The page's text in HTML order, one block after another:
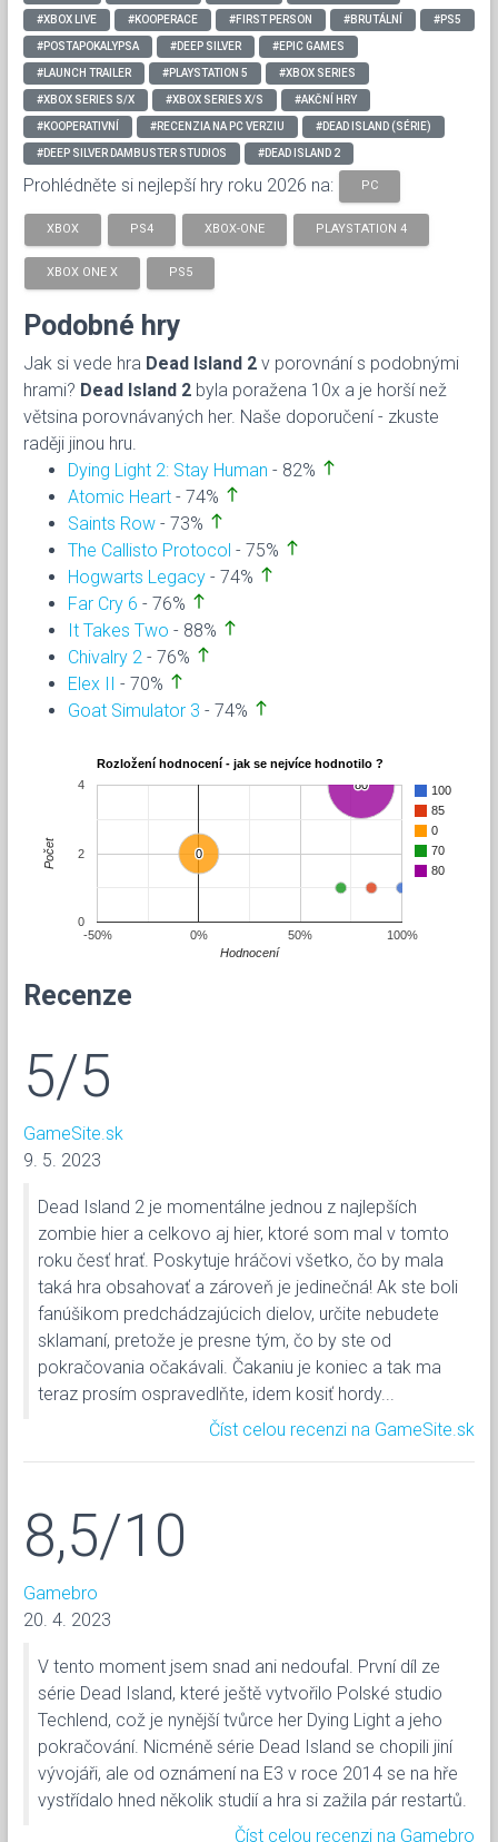
#XBOX LIVE #KOOPERACE #FIRST PERSON #BRUTÁLNÍ #PS5
#POSTAPOKALYPSA #DEEP SILVER #EPIC GAMES
#LAUNCH TRAILER #PLAYSTATION 5 #XBOX SERIES
#XBOX SERIES S/X #XBOX SERIES X/S #AKČNÍ HRY
#KOOPERATIVNÍ #RECENZIA NA PC VERZIU #DEAD ISLAND (SÉRIE)
#DEEP SILVER DAMBUSTER STUDIOS #DEAD ISLAND 2
Prohlédněte si nejlepší hry roku 2026 na: PC
XBOX PS4 XBOX-ONE PLAYSTATION 4
XBOX ONE X PS5
Podobné hry
Jak si vede hra Dead Island 2 v porovnání s podobnými
hrami? Dead Island 2 byla poražena 10x a je horší než
větsina porovnávaných her. Naše doporučení - zkuste
raději jinou hru.
Dying Light 2: Stay Human - 82% north
Atomic Heart - 74% north
Saints Row - 73% north
The Callisto Protocol - 75% north
Hogwarts Legacy - 74% north
Far Cry 6 - 76% north
It Takes Two - 88% north
Chivalry 2 - 76% north
Elex II - 70% north
Goat Simulator 3 - 74% north
Rozložení hodnocení - jak se nejvíce hodnotilo ?
100
85
0
70
80
80
80
0
0
-50% 0% 50% 100%
0
2
4
Hodnocení
Počet
Recenze
5/5
GameSite.sk
9. 5. 2023
Dead Island 2 je momentálne jednou z najlepších
zombie hier a celkovo aj hier, ktoré som mal v tomto
roku česť hrať. Poskytuje hráčovi všetko, čo by mala
taká hra obsahovať a zároveň je jedinečná! Ak ste boli
fanúšikom predchádzajúcich dielov, určite nebudete
sklamaní, pretože je presne tým, čo by ste od
pokračovania očakávali. Čakaniu je koniec a tak ma
teraz prosím ospravedlňte, idem kosiť hordy...
Číst celou recenzi na GameSite.sk
8,5/10
Gamebro
20. 4. 2023
V tento moment jsem snad ani nedoufal. První díl ze
série Dead Island, které ještě vytvořilo Polské studio
Techlend, což je nynější tvůrce her Dying Light a jeho
pokračování. Nicméně série Dead Island se chopili jiní
vývojáři, ale od oznámení na E3 v roce 2014 se na hře
vystřídalo hned několik studií a hra si zažila pár restartů.
Číst celou recenzi na Gamebro